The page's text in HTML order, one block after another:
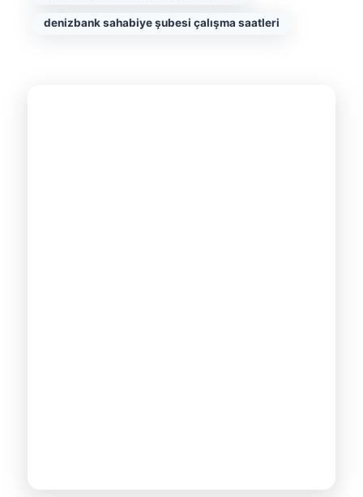
denizbank sahabiye şubesi çalışma saatleri